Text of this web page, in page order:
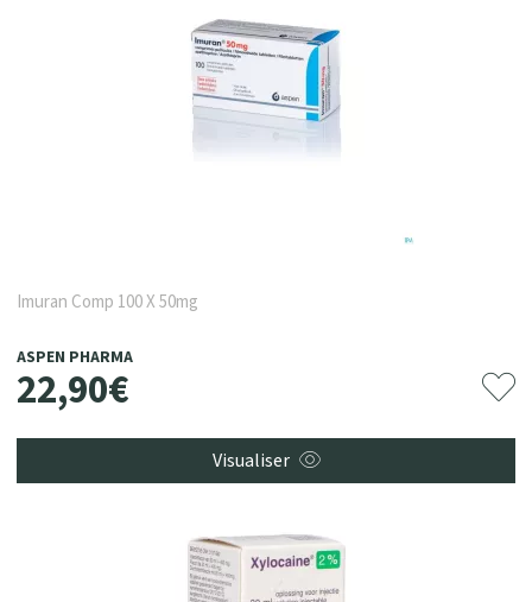
Imuran Comp 100 X 50mg
ASPEN PHARMA
22,90€
Visualiser